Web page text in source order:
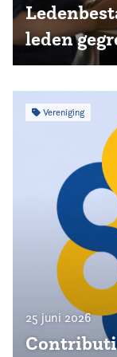
leden
Vereniging
25 juni 2026